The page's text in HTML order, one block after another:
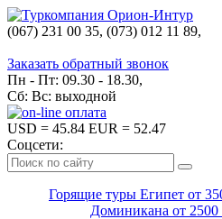
(067) 231 00 35, (073) 012 11 89,
Заказать обратный звонок
Пн - Пт: 09.30 - 18.30,
Сб: Вс: выходной
USD = 45.84 EUR = 52.47
Соцсети:
Горящие туры Египет от
Доминикана от